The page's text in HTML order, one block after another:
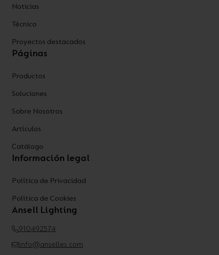
Noticias
Técnico
Proyectos destacados
Páginas
Productos
Soluciones
Sobre Nosotros
Artículos
Catálogo
Información legal
Política de Privacidad
Política de Cookies
Ansell Lighting
910492574
info@anselles.com